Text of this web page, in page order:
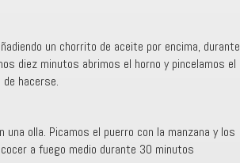
un chorrito de aceite por encima, durante
diez minutos abrimos el horno y pincelamos el
hacerse.
olla. Picamos el puerro con la manzana y los
a fuego medio durante 30 minutos